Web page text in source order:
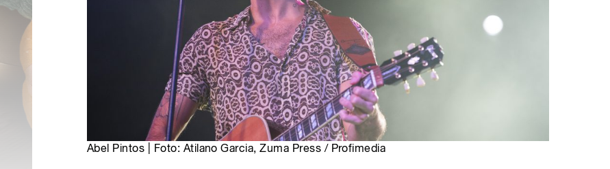
Abel Pintos | Foto: Atilano Garcia, Zuma Press / Profimedia